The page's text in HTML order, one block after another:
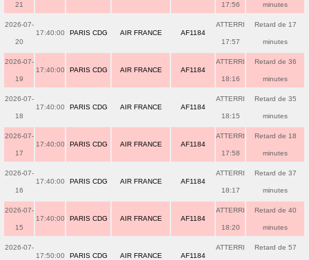
21 17:56 minutes
2026-07-
20
17:40:00 PARIS CDG AIR FRANCE AF1184
ATTERRI
17:57
Retard de 17
minutes
2026-07-
19
17:40:00 PARIS CDG AIR FRANCE AF1184
ATTERRI
18:16
Retard de 36
minutes
2026-07-
18
17:40:00 PARIS CDG AIR FRANCE AF1184
ATTERRI
18:15
Retard de 35
minutes
2026-07-
17
17:40:00 PARIS CDG AIR FRANCE AF1184
ATTERRI
17:58
Retard de 18
minutes
2026-07-
16
17:40:00 PARIS CDG AIR FRANCE AF1184
ATTERRI
18:17
Retard de 37
minutes
2026-07-
15
17:40:00 PARIS CDG AIR FRANCE AF1184
ATTERRI
18:20
Retard de 40
minutes
2026-07-
17:50:00 PARIS CDG AIR FRANCE AF1184
ATTERRI Retard de 57